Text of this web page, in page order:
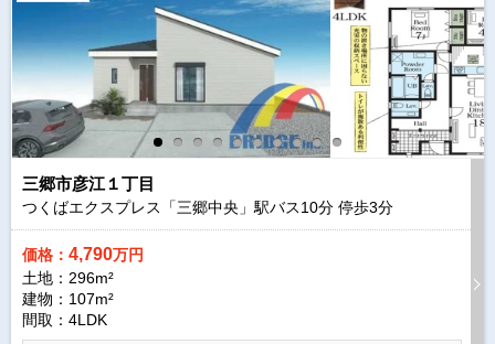
三郷市彦江１丁目
つくばエクスプレス「三郷中央」駅バス10分 停歩3分
価格： 4,790万円
土地：296m²
建物：107m²
間取：4LDK